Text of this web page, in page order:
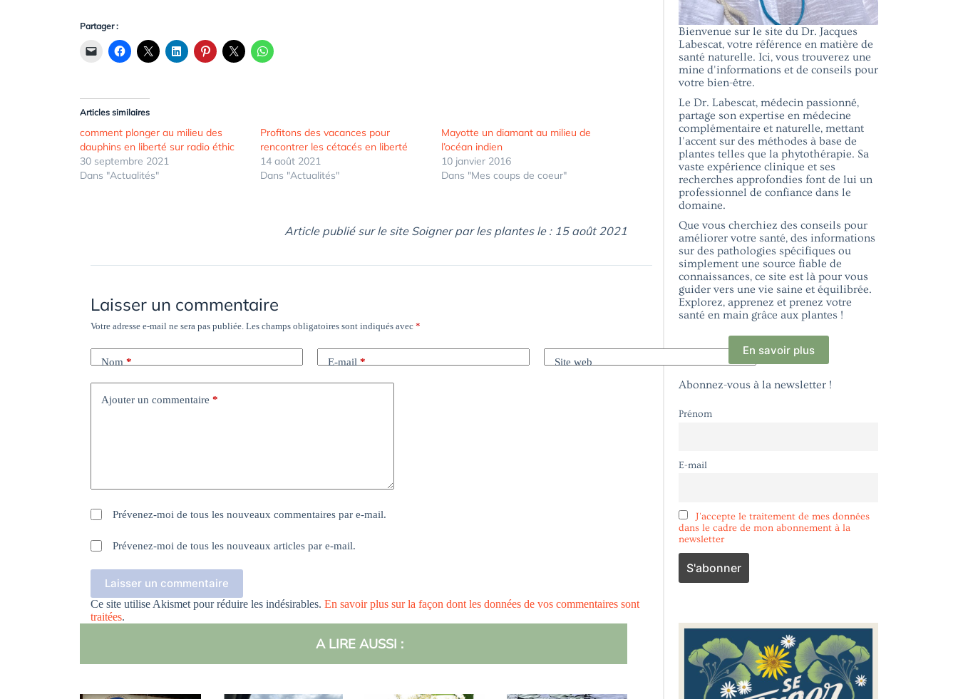
Partager :
Articles similaires
comment plonger au milieu des
dauphins en liberté sur radio éthic
30 septembre 2021
Dans "Actualités"
Profitons des vacances pour
rencontrer les cétacés en liberté
14 août 2021
Dans "Actualités"
Mayotte un diamant au milieu de
l’océan indien
10 janvier 2016
Dans "Mes coups de coeur"
Article publié sur le site Soigner par les plantes le : 15 août 2021
Laisser un commentaire
Votre adresse e-mail ne sera pas publiée. Les champs obligatoires sont indiqués avec *
Nom * E-mail * Site web
Ajouter un commentaire *
Prévenez-moi de tous les nouveaux commentaires par e-mail.
Prévenez-moi de tous les nouveaux articles par e-mail.
Laisser un commentaire
Ce site utilise Akismet pour réduire les indésirables. En savoir plus sur la façon dont les données de vos commentaires sont
traitées.
A LIRE AUSSI :
Bienvenue sur le site du Dr. Jacques
Labescat, votre référence en matière de
santé naturelle. Ici, vous trouverez une
mine d'informations et de conseils pour
votre bien-être.
Le Dr. Labescat, médecin passionné,
partage son expertise en médecine
complémentaire et naturelle, mettant
l'accent sur des méthodes à base de
plantes telles que la phytothérapie. Sa
vaste expérience clinique et ses
recherches approfondies font de lui un
professionnel de confiance dans le
domaine.
Que vous cherchiez des conseils pour
améliorer votre santé, des informations
sur des pathologies spécifiques ou
simplement une source fiable de
connaissances, ce site est là pour vous
guider vers une vie saine et équilibrée.
Explorez, apprenez et prenez votre
santé en main grâce aux plantes !
En savoir plus
Abonnez-vous à la newsletter !
Prénom
E-mail
J'accepte le traitement de mes données
dans le cadre de mon abonnement à la
newsletter